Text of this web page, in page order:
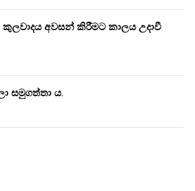
අවසන් කිරීමට කාලය උදාවී
සමුගත්තා ය.